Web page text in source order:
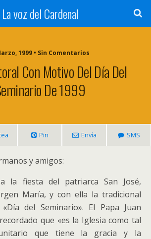
La voz del Cardenal
1999 • Sin Comentarios
Con Motivo Del Día Del
De 1999
Pin Envía SMS
y amigos:
la fiesta del patriarca San José,
María, y con ella la tradicional
del Seminario». El Papa Juan
que «es la Iglesia como tal
que tiene la gracia y la